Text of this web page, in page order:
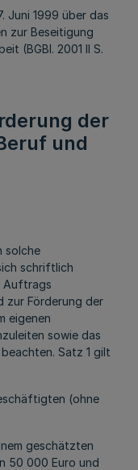
Juni 1999 über das
zur Beseitigung
(BGBl. 2001 II S.
der
und
solche
schriftlich
Auftrags
zur Förderung der
eigenen
sowie das
Satz 1 gilt
(ohne
geschätzten
50 000 Euro und